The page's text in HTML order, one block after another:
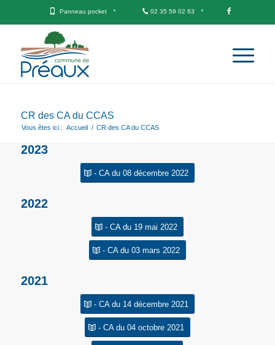
Panneau pocket 02 35 59 02 63
CR des CA du CCAS
Vous êtes ici : Accueil / CR des CA du CCAS
2023
- CA du 08 décembre 2022
2022
- CA du 19 mai 2022
- CA du 03 mars 2022
2021
- CA du 14 décembre 2021
- CA du 04 octobre 2021